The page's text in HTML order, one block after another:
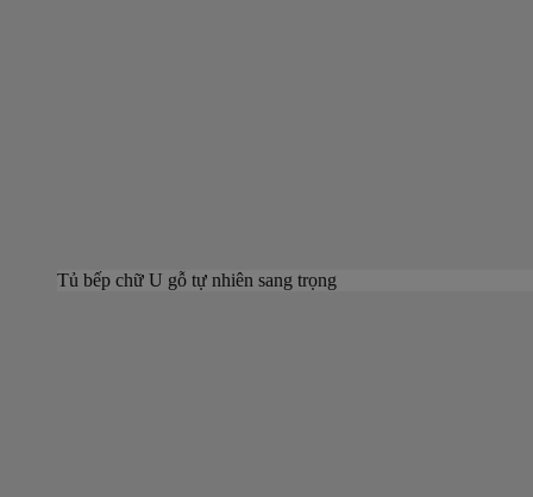
Tủ bếp chữ U gỗ tự nhiên sang trọng